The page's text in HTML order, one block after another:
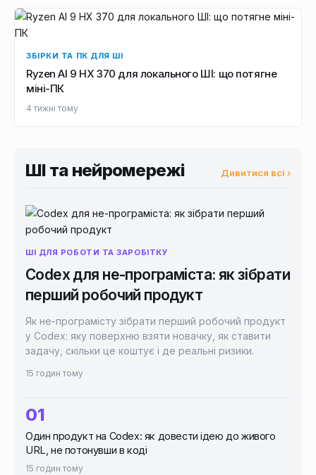
ЗБІРКИ ТА ПК ДЛЯ ШІ
Ryzen AI 9 HX 370 для локального ШІ: що потягне
міні-ПК
4 тижні тому
ШІ та нейромережі Дивитися всі ›
ШІ ДЛЯ РОБОТИ ТА ЗАРОБІТКУ
Codex для не-програміста: як зібрати
перший робочий продукт
Як не-програмісту зібрати перший робочий продукт
у Codex: яку поверхню взяти новачку, як ставити
задачу, скільки це коштує і де реальні ризики.
15 годин тому
Один продукт на Codex: як довести ідею до живого
URL, не потонувши в коді
15 годин тому